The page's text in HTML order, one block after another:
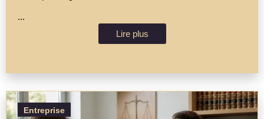
...
Lire plus
Entreprise